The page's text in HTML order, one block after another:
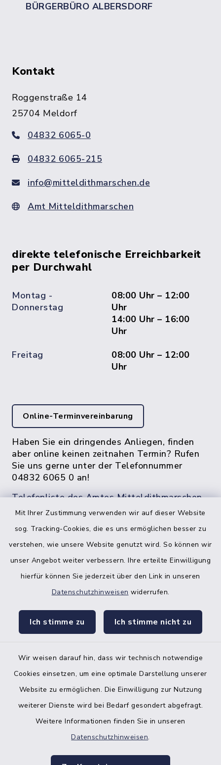
Mit Ihrer Zustimmung verwenden wir auf dieser Website
sog. Tracking-Cookies, die es uns ermöglichen besser zu
verstehen, wie unsere Website genutzt wird. So können wir
unser Angebot weiter verbessern. Ihre erteilte Einwilligung
hierfür können Sie jederzeit über den Link in unseren
Datenschutzhinweisen widerrufen.
Ich stimme zu Ich stimme nicht zu
Wir weisen darauf hin, dass wir technisch notwendige
Cookies einsetzen, um eine optimale Darstellung unserer
Website zu ermöglichen. Die Einwilligung zur Nutzung
weiterer Dienste wird bei Bedarf gesondert abgefragt.
Weitere Informationen finden Sie in unseren
Datenschutzhinweisen.
BÜRGERBÜRO ALBERSDORF
Kontakt
Roggenstraße 14
25704 Meldorf
04832 6065-0
04832 6065-215
info@mitteldithmarschen.de
Amt Mitteldithmarschen
direkte telefonische Erreichbarkeit
per Durchwahl
Montag -
Donnerstag
08:00 Uhr – 12:00
Uhr
14:00 Uhr – 16:00
Uhr
Freitag
08:00 Uhr – 12:00
Uhr
Online-Terminvereinbarung
Haben Sie ein dringendes Anliegen, finden
aber online keinen zeitnahen Termin? Rufen
Sie uns gerne unter der Telefonnummer
04832 6065 0 an!
Telefonliste des Amtes Mitteldithmarschen
facebook
Bankverbindung der Amtskasse
Barrierefreiheit